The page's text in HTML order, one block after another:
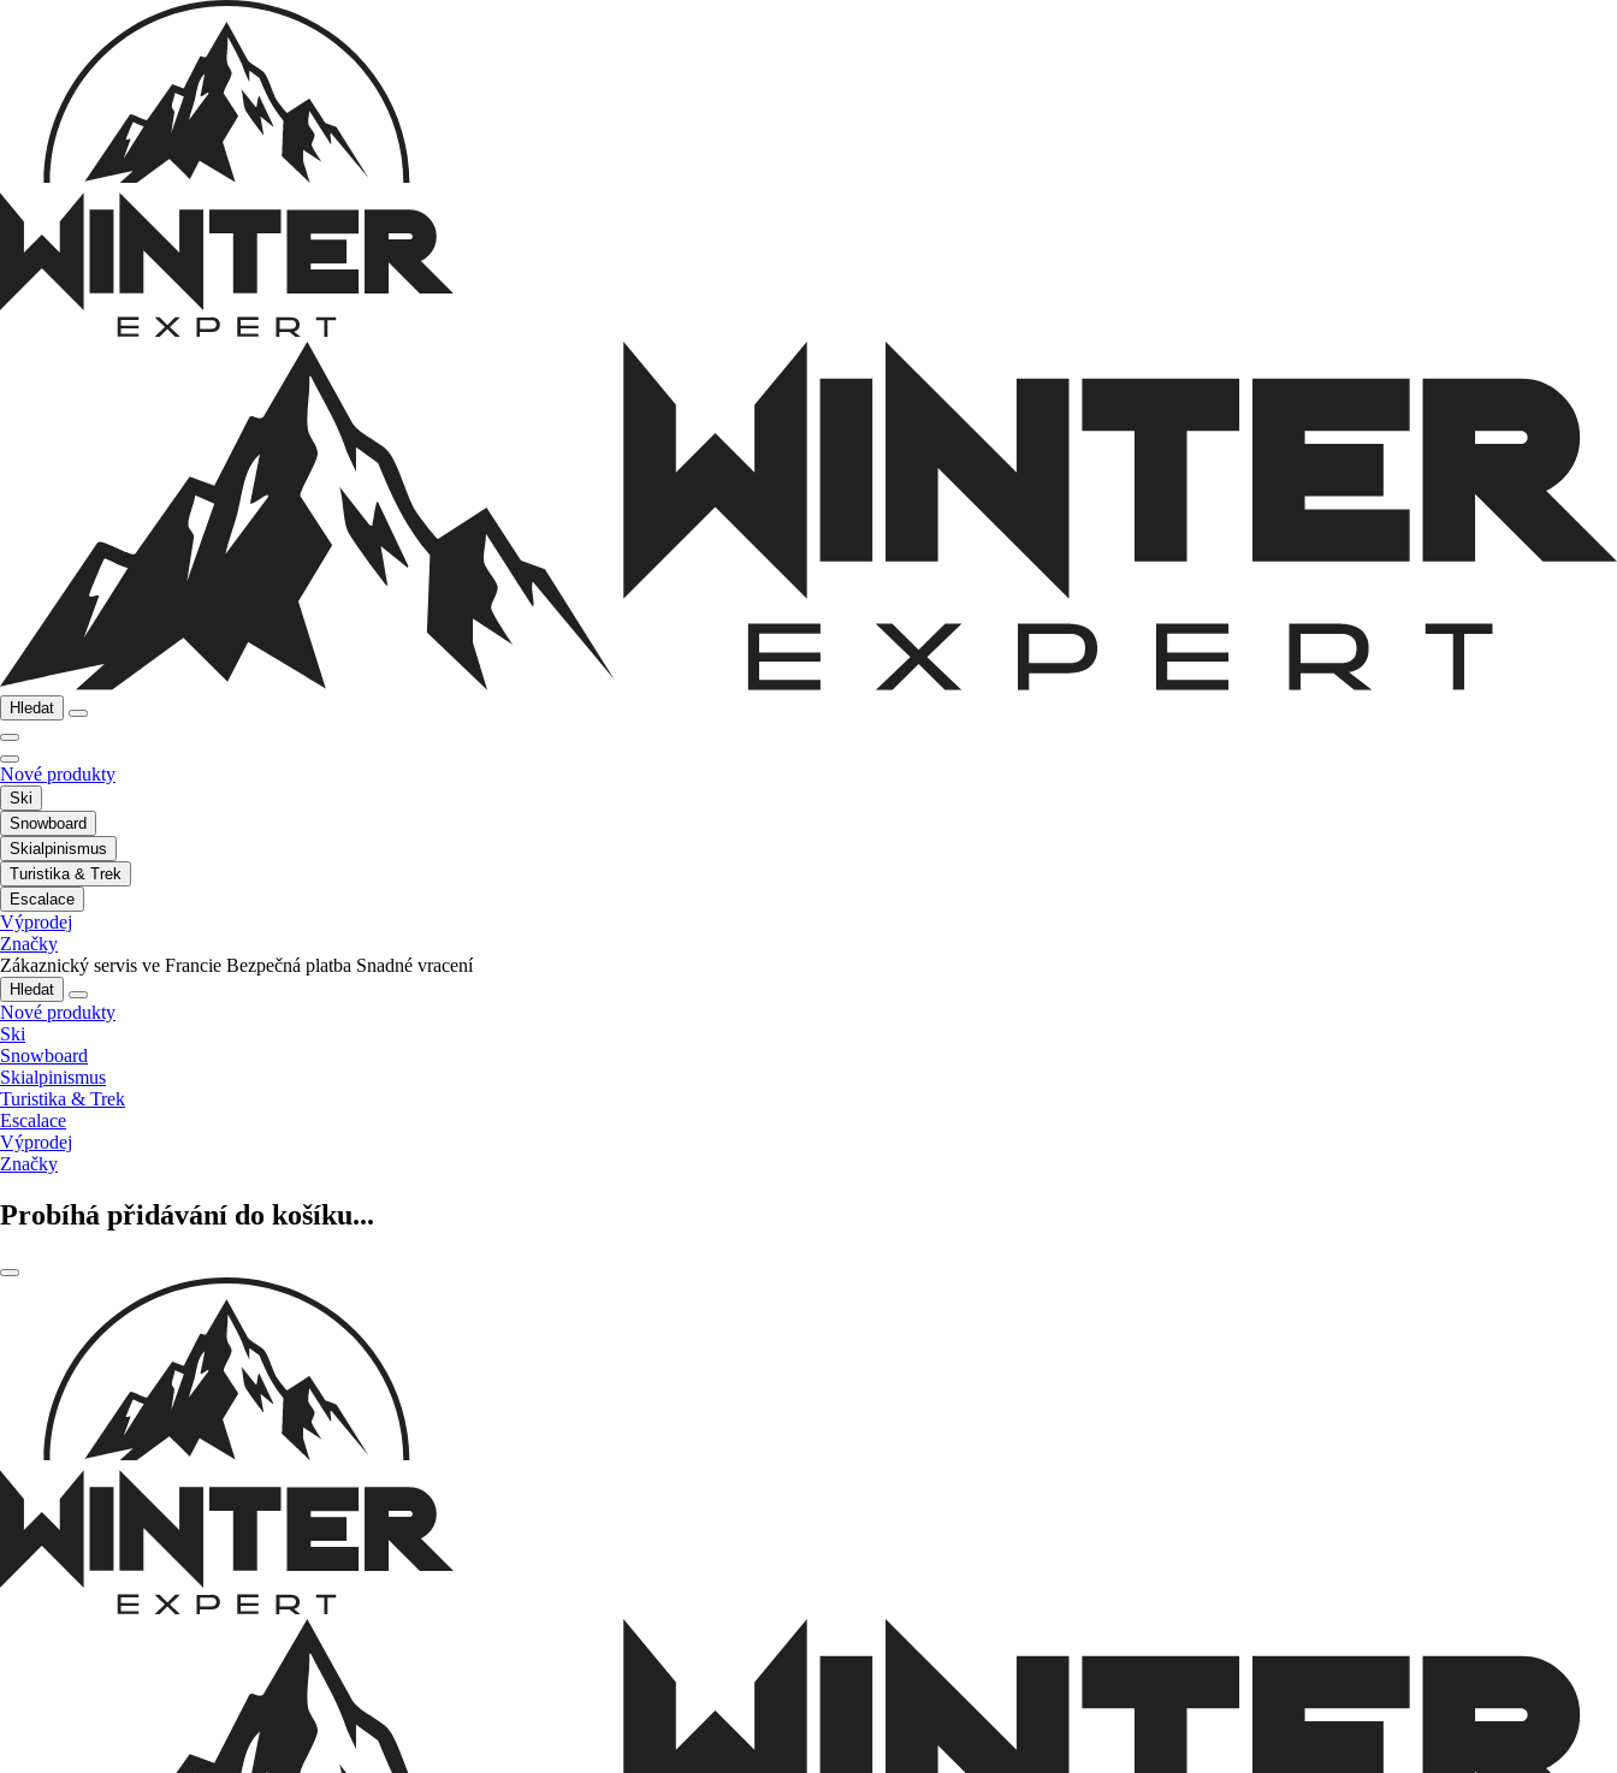
Hledat
Nové produkty
Ski
Snowboard
Skialpinismus
Turistika & Trek
Escalace
Výprodej
Značky
Zákaznický servis ve Francie Bezpečná platba Snadné vracení
Hledat
Nové produkty
Ski
Snowboard
Skialpinismus
Turistika & Trek
Escalace
Výprodej
Značky
Probíhá přidávání do košíku...